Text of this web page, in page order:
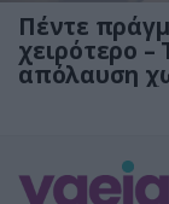
Πέντε
χειρότερο
απόλαυση